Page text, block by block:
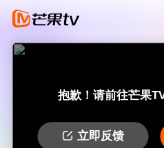
抱歉！请前往芒果
立即反馈